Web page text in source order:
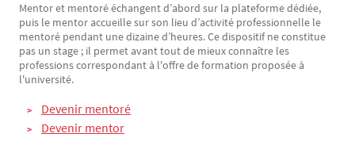
Mentor et mentoré échangent d’abord sur la plateforme dédiée,
puis le mentor accueille sur son lieu d’activité professionnelle le
mentoré pendant une dizaine d’heures. Ce dispositif ne constitue
pas un stage ; il permet avant tout de mieux connaître les
professions correspondant à l'offre de formation proposée à
l'université.
Devenir mentoré
Devenir mentor